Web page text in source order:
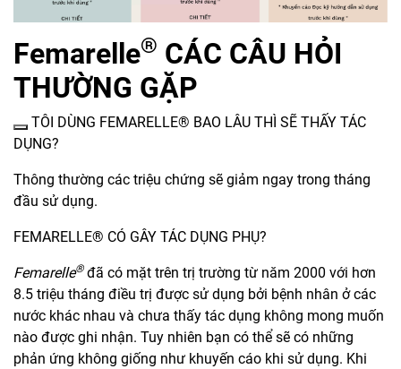
Femarelle® CÁC CÂU HỎI
THƯỜNG GẶP
TÔI DÙNG FEMARELLE® BAO LÂU THÌ SẼ THẤY TÁC
DỤNG?
Thông thường các triệu chứng sẽ giảm ngay trong tháng
đầu sử dụng.
FEMARELLE® CÓ GÂY TÁC DỤNG PHỤ?
Femarelle®đã có mặt trên trị trường từ năm 2000 với hơn
8.5 triệu tháng điều trị được sử dụng bởi bệnh nhân ở các
nước khác nhau và chưa thấy tác dụng không mong muốn
nào được ghi nhận. Tuy nhiên bạn có thể sẽ có những
phản ứng không giống như khuyến cáo khi sử dụng. Khi